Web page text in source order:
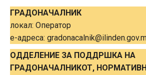
ГРАДОНАЧАЛНИК
локал: Оператор
е-адреса:
ОДДЕЛЕНИE ЗА ПОДДРШКА НА
ГРАДОНАЧАЛНИКОТ,